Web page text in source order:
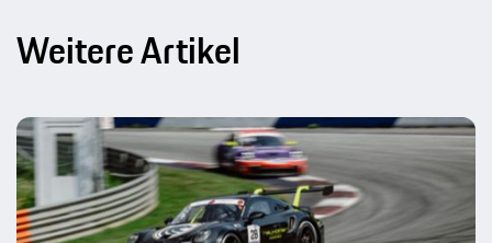
Weitere Artikel